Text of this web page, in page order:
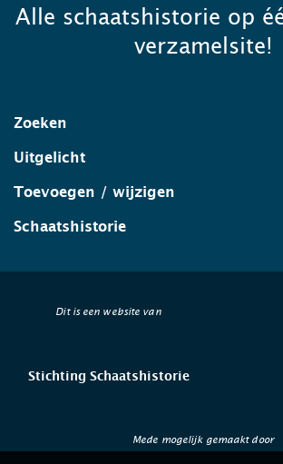
Alle schaatshistorie op
verzamelsite!
Zoeken
Uitgelicht
Toevoegen / wijzigen
Schaatshistorie
Dit is een website van
Stichting Schaatshistorie
Mede mogelijk gemaakt door